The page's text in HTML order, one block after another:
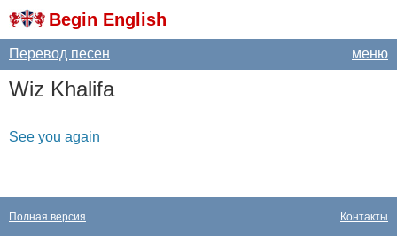
Begin English
меню
Перевод песен
Wiz Khalifa
See you again
Контакты
Полная версия